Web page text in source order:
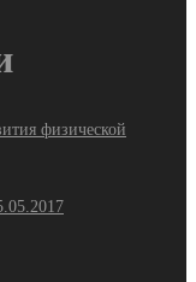
физической